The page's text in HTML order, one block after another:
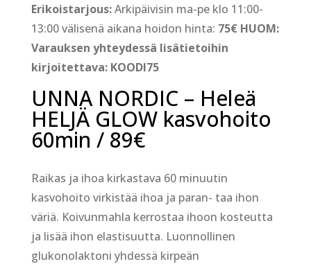
Erikoistarjous:Arkipäivisin ma-pe klo 11:00-
13:00 välisenä aikana hoidon hinta: 75€ HUOM:
Varauksen yhteydessä lisätietoihin
kirjoitettava: KOODI75
UNNA NORDIC – Heleä
HELJÄ GLOW kasvohoito
60min / 89€
Raikas ja ihoa kirkastava 60 minuutin
kasvohoito virkistää ihoa ja paran- taa ihon
väriä. Koivunmahla kerrostaa ihoon kosteutta
ja lisää ihon elastisuutta. Luonnollinen
glukonolaktoni yhdessä kirpeän